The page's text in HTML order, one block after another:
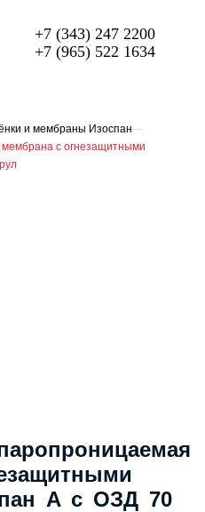
+7 (343) 247 2200
+7 (965) 522 1634
и мембраны Изоспан—
с огнезащитными
А с ОЗД 70